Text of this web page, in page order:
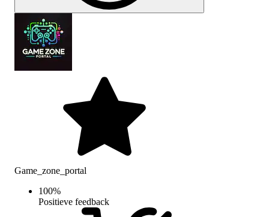
Game_zone_portal
100%
Positieve feedback